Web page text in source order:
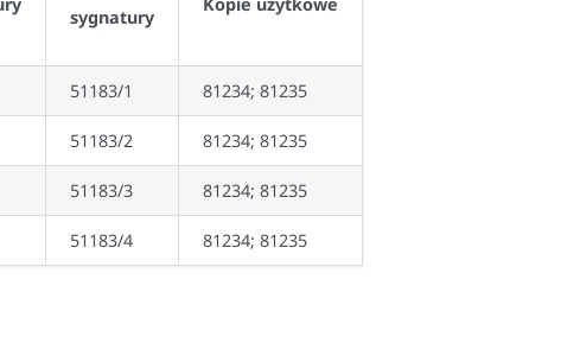
sygnatury
51183/1 81234; 81235
51183/2 81234; 81235
51183/3 81234; 81235
51183/4 81234; 81235